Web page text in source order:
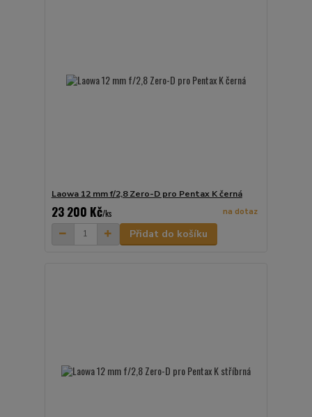
Laowa 12 mm f/2,8 Zero-D pro Pentax K černá
23 200 Kč/ks na dotaz
Přidat do košíku